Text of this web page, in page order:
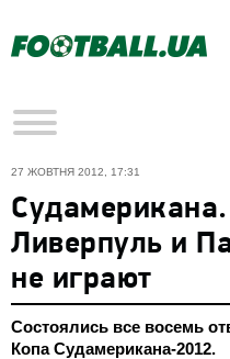
27 ЖОВТНЯ 2012, 17:31
Ливерпуль и
не играют
Состоялись все восемь
Копа Судамерикана-2012.